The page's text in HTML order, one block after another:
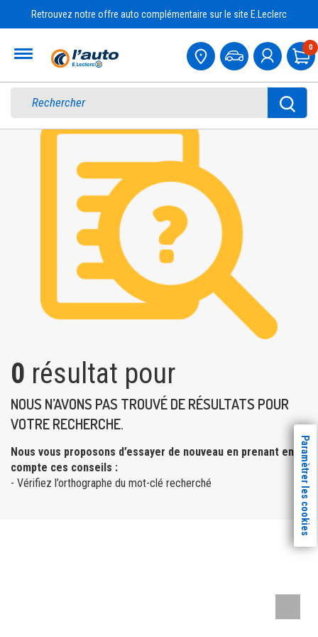
Retrouvez notre offre auto complémentaire sur le site E.Leclerc
0
0 résultat pour
NOUS N’AVONS PAS TROUVÉ DE RÉSULTATS POUR
VOTRE RECHERCHE.
Nous vous proposons d’essayer de nouveau en prenant en
compte ces conseils :
- Vérifiez l’orthographe du mot-clé recherché
Paramètrer les cookies